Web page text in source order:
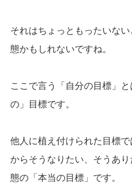
それはちょっともったいな
態かもしれないですね。
ここで言う「自分の目標」
の」目標です。
他人に植え付けられた目標
からそうなりたい、そうあ
態の「本当の目標」です。